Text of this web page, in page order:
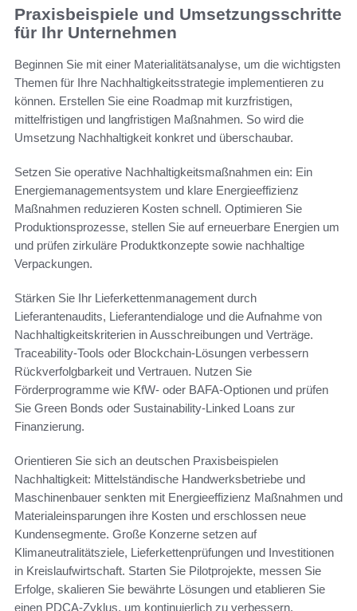
Praxisbeispiele und Umsetzungsschritte
für Ihr Unternehmen
Beginnen Sie mit einer Materialitätsanalyse, um die wichtigsten
Themen für Ihre Nachhaltigkeitsstrategie implementieren zu
können. Erstellen Sie eine Roadmap mit kurzfristigen,
mittelfristigen und langfristigen Maßnahmen. So wird die
Umsetzung Nachhaltigkeit konkret und überschaubar.
Setzen Sie operative Nachhaltigkeitsmaßnahmen ein: Ein
Energiemanagementsystem und klare Energieeffizienz
Maßnahmen reduzieren Kosten schnell. Optimieren Sie
Produktionsprozesse, stellen Sie auf erneuerbare Energien um
und prüfen zirkuläre Produktkonzepte sowie nachhaltige
Verpackungen.
Stärken Sie Ihr Lieferkettenmanagement durch
Lieferantenaudits, Lieferantendialoge und die Aufnahme von
Nachhaltigkeitskriterien in Ausschreibungen und Verträge.
Traceability-Tools oder Blockchain-Lösungen verbessern
Rückverfolgbarkeit und Vertrauen. Nutzen Sie
Förderprogramme wie KfW- oder BAFA-Optionen und prüfen
Sie Green Bonds oder Sustainability-Linked Loans zur
Finanzierung.
Orientieren Sie sich an deutschen Praxisbeispielen
Nachhaltigkeit: Mittelständische Handwerksbetriebe und
Maschinenbauer senkten mit Energieeffizienz Maßnahmen und
Materialeinsparungen ihre Kosten und erschlossen neue
Kundensegmente. Große Konzerne setzen auf
Klimaneutralitätsziele, Lieferkettenprüfungen und Investitionen
in Kreislaufwirtschaft. Starten Sie Pilotprojekte, messen Sie
Erfolge, skalieren Sie bewährte Lösungen und etablieren Sie
einen PDCA-Zyklus, um kontinuierlich zu verbessern.